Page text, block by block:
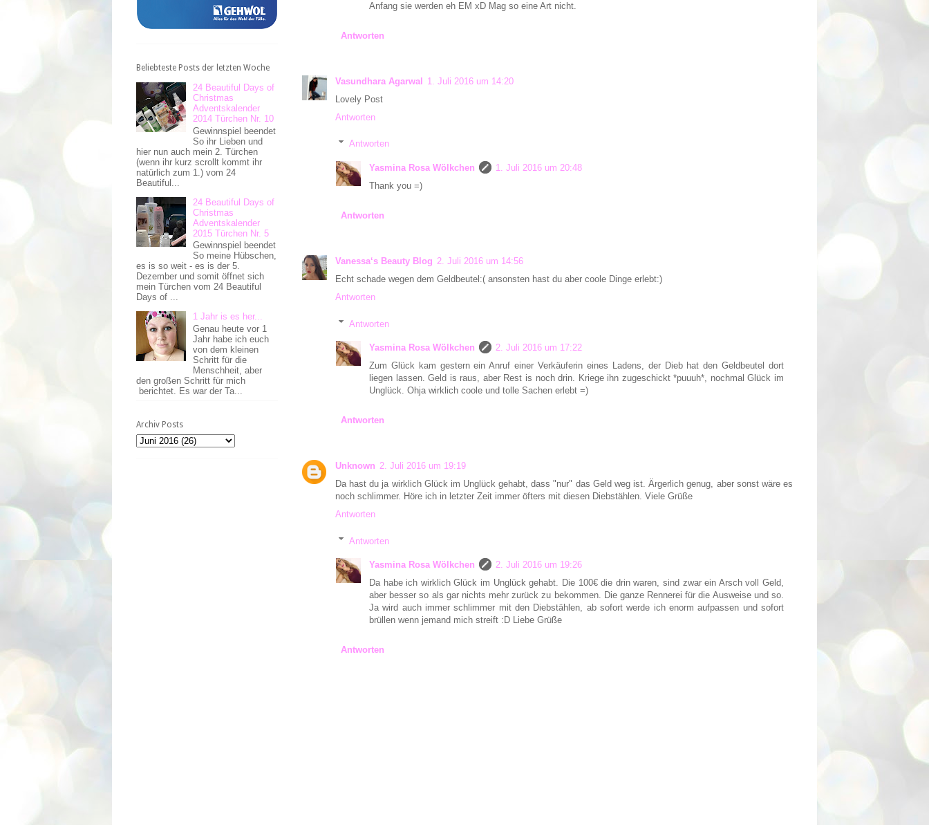
Anfang sie werden eh EM xD Mag so eine Art nicht.
Antworten
Vasundhara Agarwal
1. Juli 2016 um 14:20
Lovely Post
Antworten
Antworten
Yasmina Rosa Wölkchen
1. Juli 2016 um 20:48
Thank you =)
Antworten
Vanessa‘s Beauty Blog 2. Juli 2016 um 14:56
Echt schade wegen dem Geldbeutel:( ansonsten hast du aber coole Dinge erlebt:)
Antworten
Antworten
Yasmina Rosa Wölkchen
2. Juli 2016 um 17:22
Zum Glück kam gestern ein Anruf einer Verkäuferin eines Ladens, der Dieb hat den Geldbeutel dort
liegen lassen. Geld is raus, aber Rest is noch drin. Kriege ihn zugeschickt *puuuh*, nochmal Glück im
Unglück. Ohja wirklich coole und tolle Sachen erlebt =)
Antworten
Unknown 2. Juli 2016 um 19:19
Da hast du ja wirklich Glück im Unglück gehabt, dass "nur" das Geld weg ist. Ärgerlich genug, aber sonst wäre es
noch schlimmer. Höre ich in letzter Zeit immer öfters mit diesen Diebstählen. Viele Grüße
Antworten
Antworten
Yasmina Rosa Wölkchen
2. Juli 2016 um 19:26
Da habe ich wirklich Glück im Unglück gehabt. Die 100€ die drin waren, sind zwar ein Arsch voll Geld,
aber besser so als gar nichts mehr zurück zu bekommen. Die ganze Rennerei für die Ausweise und so.
Ja wird auch immer schlimmer mit den Diebstählen, ab sofort werde ich enorm aufpassen und sofort
brüllen wenn jemand mich streift :D Liebe Grüße
Antworten
Beliebteste Posts der letzten Woche
24 Beautiful Days of
Christmas
Adventskalender
2014 Türchen Nr. 10
Gewinnspiel beendet
So ihr Lieben und
hier nun auch mein 2. Türchen
(wenn ihr kurz scrollt kommt ihr
natürlich zum 1.) vom 24
Beautiful...
24 Beautiful Days of
Christmas
Adventskalender
2015 Türchen Nr. 5
Gewinnspiel beendet
So meine Hübschen,
es is so weit - es is der 5.
Dezember und somit öffnet sich
mein Türchen vom 24 Beautiful
Days of ...
1 Jahr is es her...
Genau heute vor 1
Jahr habe ich euch
von dem kleinen
Schritt für die
Menschheit, aber
den großen Schritt für mich
berichtet. Es war der Ta...
Archiv Posts